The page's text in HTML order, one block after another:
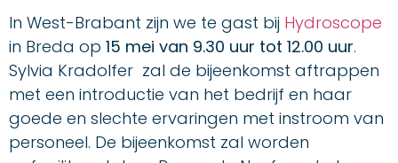
In West-Brabant zijn we te gast bij Hydroscope
in Breda op 15 mei van 9.30 uur tot 12.00 uur.
Sylvia Kradolfer zal de bijeenkomst aftrappen
met een introductie van het bedrijf en haar
goede en slechte ervaringen met instroom van
personeel. De bijeenkomst zal worden